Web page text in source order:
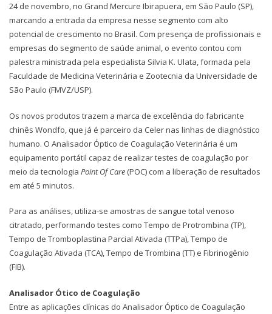
24 de novembro, no Grand Mercure Ibirapuera, em São Paulo (SP),
marcando a entrada da empresa nesse segmento com alto
potencial de crescimento no Brasil. Com presença de profissionais e
empresas do segmento de saúde animal, o evento contou com
palestra ministrada pela especialista Silvia K. Ulata, formada pela
Faculdade de Medicina Veterinária e Zootecnia da Universidade de
São Paulo (FMVZ/USP).
Os novos produtos trazem a marca de excelência do fabricante
chinês Wondfo, que já é parceiro da Celer nas linhas de diagnóstico
humano. O Analisador Óptico de Coagulação Veterinária é um
equipamento portátil capaz de realizar testes de coagulação por
meio da tecnologia Point Of Care (POC) com a liberação de resultados
em até 5 minutos.
Para as análises, utiliza-se amostras de sangue total venoso
citratado, performando testes como Tempo de Protrombina (TP),
Tempo de Tromboplastina Parcial Ativada (TTPa), Tempo de
Coagulação Ativada (TCA), Tempo de Trombina (TT) e Fibrinogênio
(FIB).
Analisador Ótico de Coagulação
Entre as aplicações clínicas do Analisador Óptico de Coagulação